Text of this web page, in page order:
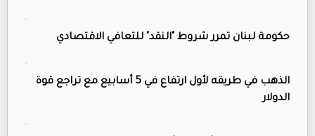
حكومة لبنان تمرر شروط "النقد" للتعافي الاقتصادي
الذهب في طريقه لأول ارتفاع في 5 أسابيع مع تراجع قوة
الدولار